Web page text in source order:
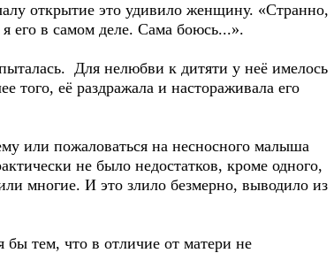
открытие это удивило женщину. «Странно,
его в самом деле. Сама боюсь...».
Для нелюбви к дитяти у неё имелось
того, её раздражала и настораживала его
или пожаловаться на несносного малыша
не было недостатков, кроме одного,
многие. И это злило безмерно, выводило из
бы тем, что в отличие от матери не